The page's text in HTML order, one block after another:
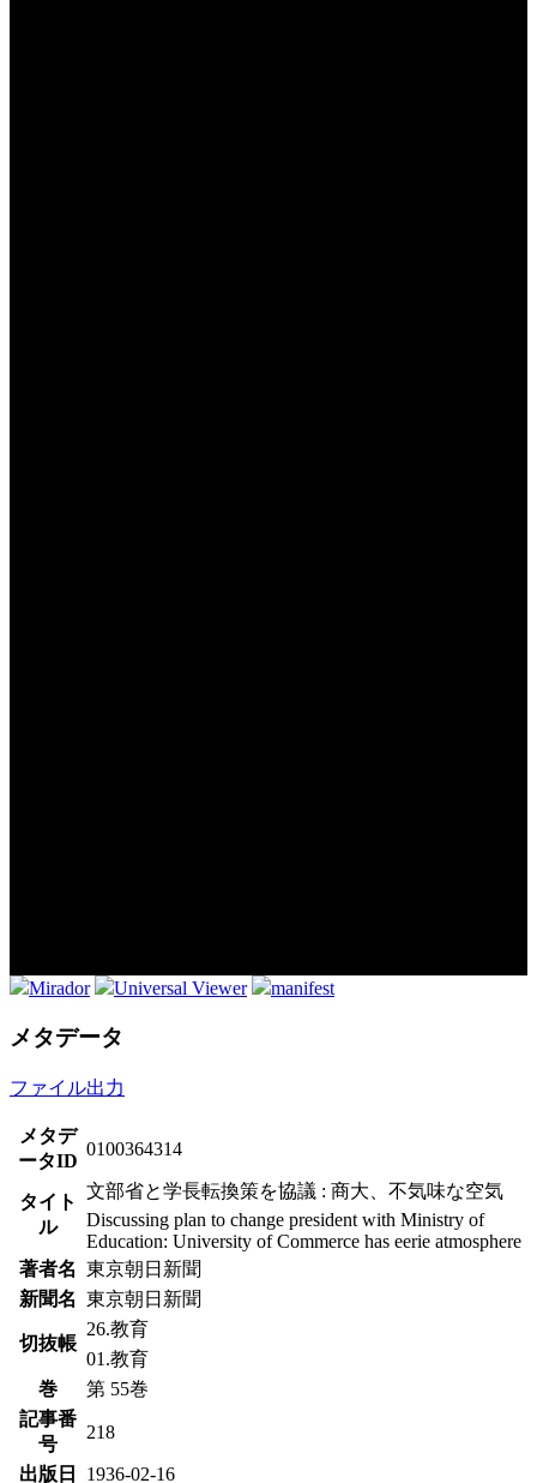
Mirador Universal Viewer manifest
メタデータ
ファイル出力
メタデ
ータID
0100364314
タイト
ル
文部省と学長転換策を協議 : 商大、不気味な空気
Discussing plan to change president with Ministry of
Education: University of Commerce has eerie atmosphere
著者名 東京朝日新聞
新聞名 東京朝日新聞
切抜帳
26.教育
01.教育
巻
第 55巻
記事番
号
218
出版日 1936-02-16